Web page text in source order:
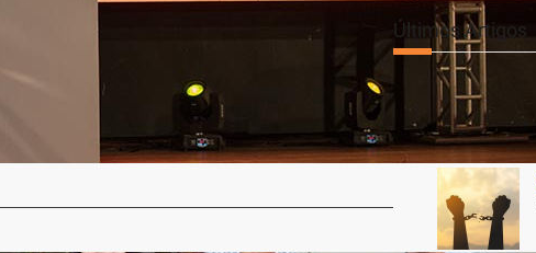
marca
comemora 54 anos de atuação junto à
Últimos Artigos